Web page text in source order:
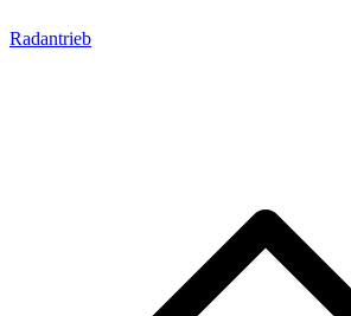
Radantrieb